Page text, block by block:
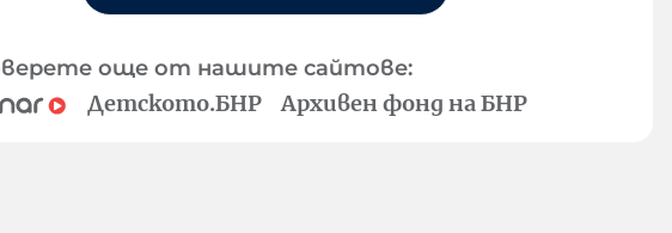
още от нашите сайтове:
Детското.БНР Архивен фонд на БНР